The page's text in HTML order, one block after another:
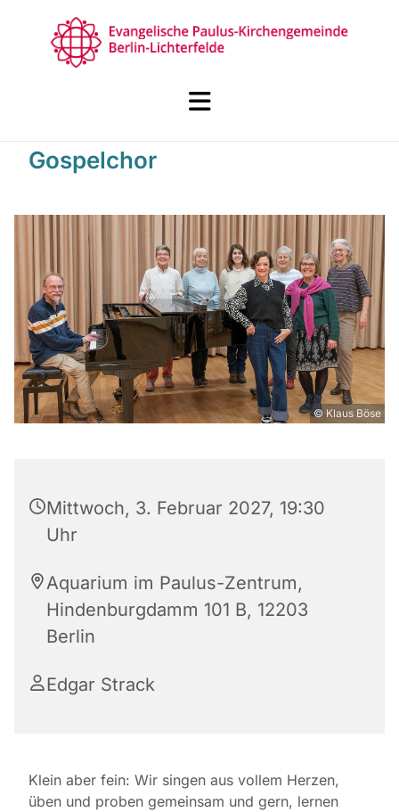
Gospelchor
© Klaus Böse
Mittwoch, 3. Februar 2027, 19:30
Uhr
Aquarium im Paulus-Zentrum,
Hindenburgdamm 101 B, 12203
Berlin
Edgar Strack
Klein aber fein: Wir singen aus vollem Herzen,
üben und proben gemeinsam und gern, lernen